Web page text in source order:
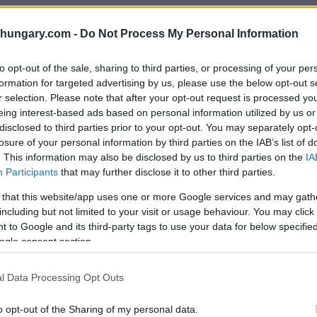
- Do Not Process My Personal Information
opt-out of the sale, sharing to third parties, or processing of your
for targeted advertising by us, please use the below opt-out
selection. Please note that after your opt-out request is processed
interest-based ads based on personal information utilized by us
to third parties prior to your opt-out. You may separately
of your personal information by third parties on the IAB’s list of
This information may also be disclosed by us to third parties on the
Participants that may further disclose it to other third parties.
that this website/app uses one or more Google services and may
but not limited to your visit or usage behaviour. You may
to Google and its third-party tags to use your data for below
consent section.
Data Processing Opt Outs
opt-out of the Sharing of my personal data.
i seggi continuano a puntare nella direzione
Magyar potrebbe invece dirigersi verso una
21 Research ha misurato Tisza al 56% tra gli
sia diventato diviso il panorama dei sondaggi in
due terzi anche con Mi
sia le aspettative a livello di circoscrizione che il
seggi.